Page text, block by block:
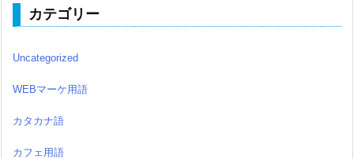
カテゴリー
Uncategorized
WEBマーケ用語
カタカナ語
カフェ用語